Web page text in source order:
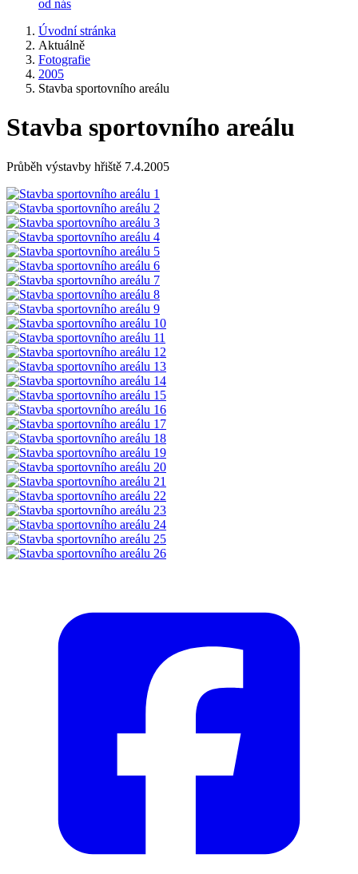
od nás
Úvodní stránka
Aktuálně
Fotografie
2005
Stavba sportovního areálu
Stavba sportovního areálu
Průběh výstavby hřiště 7.4.2005